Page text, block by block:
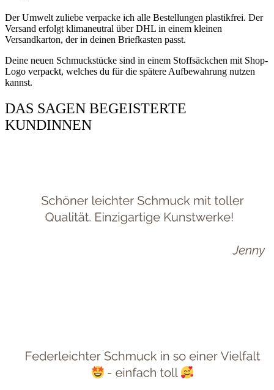
Der Umwelt zuliebe verpacke ich alle Bestellungen plastikfrei. Der
Versand erfolgt klimaneutral über DHL in einem kleinen
Versandkarton, der in deinen Briefkasten passt.
Deine neuen Schmuckstücke sind in einem Stoffsäckchen mit Shop-
Logo verpackt, welches du für die spätere Aufbewahrung nutzen
kannst.
DAS SAGEN BEGEISTERTE
KUNDINNEN